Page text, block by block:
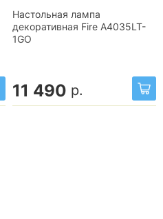
Настольная лампа
декоративная Fire A4035LT-
1GO
11 490 р.